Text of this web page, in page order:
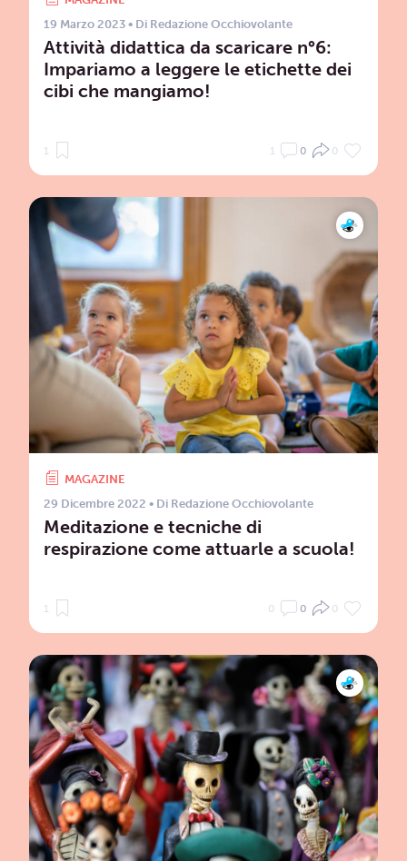
19 Marzo 2023 • Di Redazione Occhiovolante
Attività didattica da scaricare n°6:
Impariamo a leggere le etichette dei
cibi che mangiamo!
1 1 0 0
MAGAZINE
29 Dicembre 2022 • Di Redazione Occhiovolante
Meditazione e tecniche di
respirazione come attuarle a scuola!
1 0 0 0